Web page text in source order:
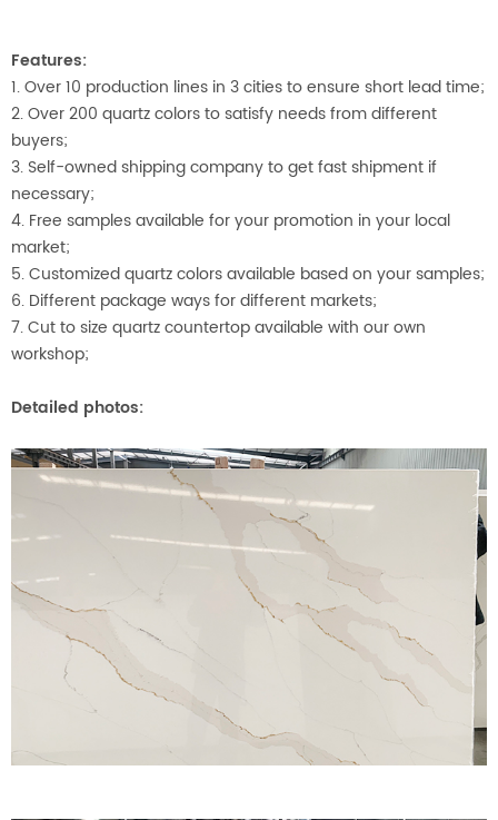
Features:
1. Over 10 production lines in 3 cities to ensure short lead time;
2. Over 200 quartz colors to satisfy needs from different
buyers;
3. Self-owned shipping company to get fast shipment if
necessary;
4. Free samples available for your promotion in your local
market;
5. Customized quartz colors available based on your samples;
6. Different package ways for different markets;
7. Cut to size quartz countertop available with our own
workshop;
Detailed photos: